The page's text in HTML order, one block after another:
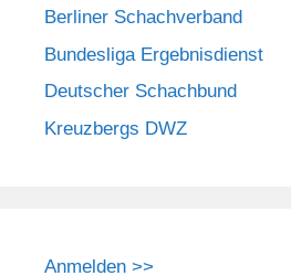
Berliner Schachverband
Bundesliga Ergebnisdienst
Deutscher Schachbund
Kreuzbergs DWZ
Anmelden >>